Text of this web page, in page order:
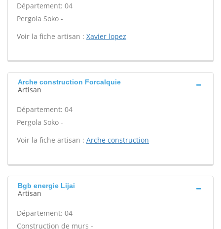
Département: 04
Pergola Soko -
Voir la fiche artisan : Xavier lopez
Arche construction Forcalquie
Artisan
Département: 04
Pergola Soko -
Voir la fiche artisan : Arche construction
Bgb energie Lijai
Artisan
Département: 04
Construction de murs -